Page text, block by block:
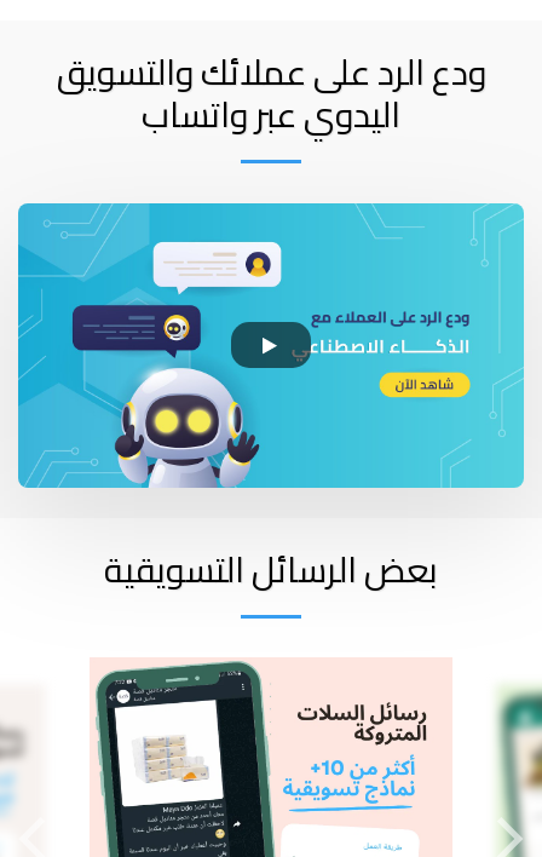
ودع الرد على عملائك والتسويق
اليدوي عبر واتساب
بعض الرسائل التسويقية